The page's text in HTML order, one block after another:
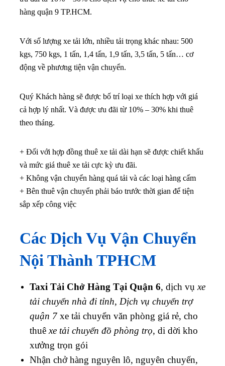
hàng quận 9 TP.HCM.
Với số lượng xe tải lớn, nhiều tải trọng khác nhau: 500
kgs, 750 kgs, 1 tấn, 1,4 tấn, 1,9 tấn, 3,5 tấn, 5 tấn… cơ
động về phương tiện vận chuyển.
Quý Khách hàng sẽ được bố trí loại xe thích hợp với giá
cả hợp lý nhất. Và được ưu đãi từ 10% – 30% khi thuê
theo tháng.
+ Đối với hợp đồng thuê xe tải dài hạn sẽ được chiết khấu
và mức giá thuê xe tải cực kỳ ưu đãi.
+ Không vận chuyển hàng quá tải và các loại hàng cấm
+ Bên thuê vận chuyển phải báo trước thời gian để tiện
sắp xếp công việc
Các Dịch Vụ Vận Chuyển
Nội Thành TPHCM
Taxi Tải Chở Hàng Tại Quận 6, dịch vụ xe
tải chuyển nhà đi tỉnh, Dịch vụ chuyển trợ
quận 7 xe tải chuyển văn phòng giá rẻ, cho
thuê xe tải chuyển đồ phòng trọ, di dời kho
xưởng trọn gói
Nhận chở hàng nguyên lô, nguyên chuyến,